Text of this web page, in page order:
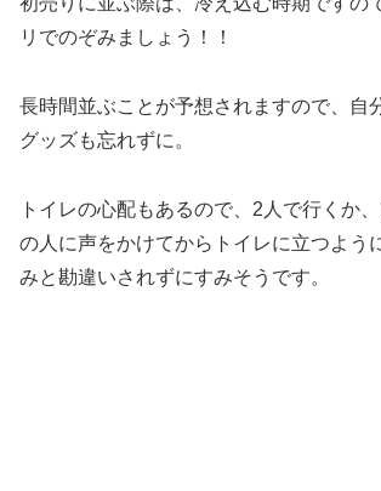
リでのぞみましょう！！
長時間並ぶことが予想されますので、自
グッズも忘れずに。
トイレの心配もあるので、2人で行くか
の人に声をかけてからトイレに立つよう
みと勘違いされずにすみそうです。